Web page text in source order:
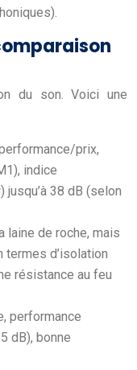
du son. Voici une
prix,
indice
38 dB (selon
laine de roche, mais
termes d’isolation
résistance au feu
performance
dB), bonne